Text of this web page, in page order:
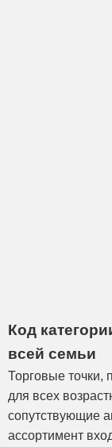
Код
всей семьи
Торговые точки,
для всех
сопутствующие
ассортимент